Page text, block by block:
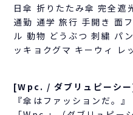
日傘 折りたたみ傘 完全遮
通勤 通学 旅行 手開き 面
ル 動物 どうぶつ 刺繍 パ
ッキョクグマ キーウィ レ
[Wpc. / ダブリュピーシ
『傘はファッションだ。』